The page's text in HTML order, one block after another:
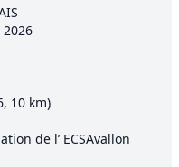
10 km)
de l’ ECSAvallon